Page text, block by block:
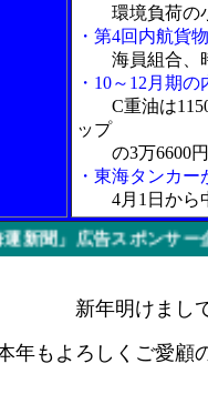
環境負荷の
・第4回内航貨
海員組合、
・10～12月期
C重油は
ップ
の3万6600円
・東海タンカ
4月1日から
ー企業
新年明けまし
年もよろしくご愛顧